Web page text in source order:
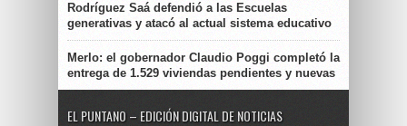
Rodríguez Saá defendió a las Escuelas
generativas y atacó al actual sistema educativo
Merlo: el gobernador Claudio Poggi completó la
entrega de 1.529 viviendas pendientes y nuevas
EL PUNTANO – EDICIÓN DIGITAL DE NOTICIAS